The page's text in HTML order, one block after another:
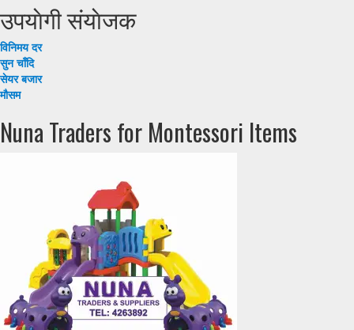
उपयाेगी संयाेजक
विनिमय दर
सुन चाँदि
सेयर बजार
मौसम
Nuna Traders for Montessori Items